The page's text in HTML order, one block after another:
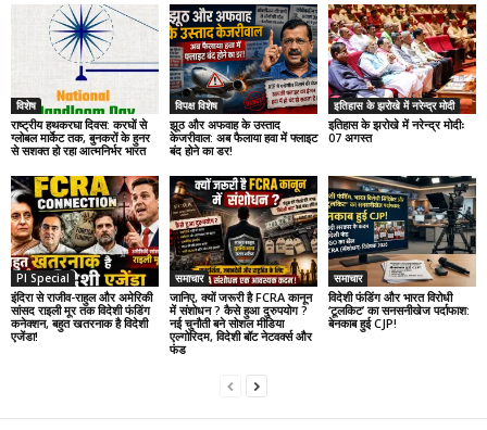
विशेष
राष्ट्रीय हथकरघा दिवस: करघों से
ग्लोबल मार्केट तक, बुनकरों के हुनर
से सशक्त हो रहा आत्मनिर्भर भारत
विपक्ष विशेष
झूठ और अफवाह के उस्ताद
केजरीवाल: अब फैलाया हवा में फ्लाइट
बंद होने का डर!
इतिहास के झरोखे में नरेन्द्र मोदी
इतिहास के झरोखे में नरेन्द्र मोदीः
07 अगस्त
PI Special
इंदिरा से राजीव-राहुल और अमेरिकी
सांसद राइली मूर तक विदेशी फंडिंग
कनेक्शन, बहुत खतरनाक है विदेशी
एजेंडा!
समाचार
जानिए, क्यों जरूरी है FCRA कानून
में संशोधन ? कैसे हुआ दुरुपयोग ?
नई चुनौती बने सोशल मीडिया
एल्गोरिदम, विदेशी बॉट नेटवर्क्स और
फंड
समाचार
विदेशी फंडिंग और भारत विरोधी
‘टूलकिट’ का सनसनीखेज पर्दाफाश:
बेनकाब हुई CJP!